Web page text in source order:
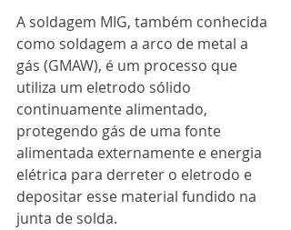
A soldagem MIG, também conhecida
como soldagem a arco de metal a
gás (GMAW), é um processo que
utiliza um eletrodo sólido
continuamente alimentado,
protegendo gás de uma fonte
alimentada externamente e energia
elétrica para derreter o eletrodo e
depositar esse material fundido na
junta de solda.